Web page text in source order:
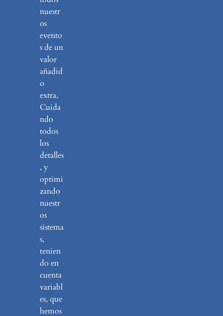
nuestr
os
evento
s de un
valor
añadid
o
extra.
Cuida
ndo
todos
los
detalles
, y
optimi
zando
nuestr
os
sistema
s,
tenien
do en
cuenta
variabl
es, que
hemos